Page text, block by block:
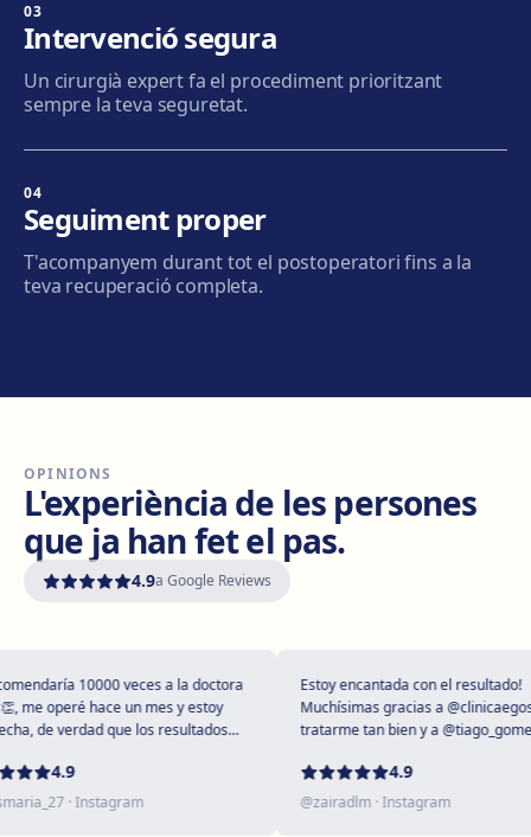
Mataró
Via Europa, 58, 08304 Mataró
Granollers
Carrer de Joan Prim, 58, 08402 Granollers
Com arribarVeure clínica
Vilanova i la Geltrú
Avinguda del Garraf, 69, 08800 Vilanova i la Geltrú
Com arribar Veure clínica
Com arribarVeure clínica
Rambla President Francesc Macià, 10, 43005 Tarragona
03
Intervenció segura
Un cirurgià expert fa el procediment prioritzant
sempre la teva seguretat.
04
Seguiment proper
T'acompanyem durant tot el postoperatori fins a la
teva recuperació completa.
OPINIONS
L'experiència de les persones
que ja han fet el pas.
4.9a Google Reviews
10000 veces a la doctora
me operé hace un mes y estoy
de verdad que los resultados
4.9
· Instagram
Estoy encantada con el resultado!
Muchísimas gracias a @clinicaegos
tratarme tan bien y a @tiago_gomes
expectativas sin duda ❤️
4.9
zairadlm· Instagram